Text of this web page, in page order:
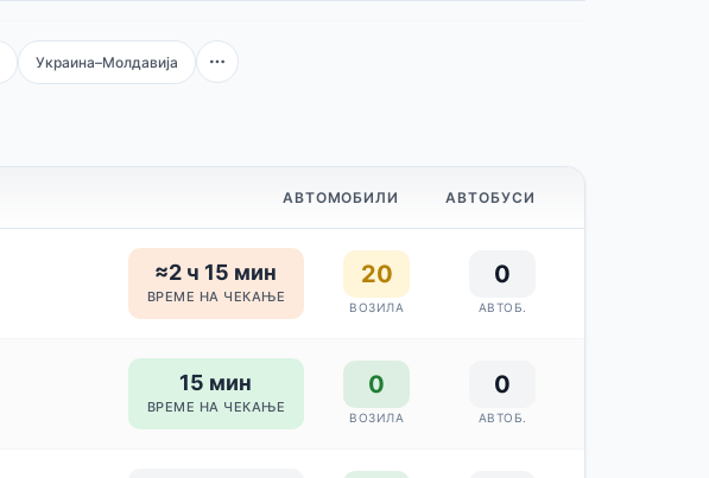
Украина–Молдавија
АВТОМОБИЛИ АВТОБУСИ
≈2 ч 15 мин
ВРЕМЕ НА ЧЕКАЊЕ
20
ВОЗИЛА
0
АВТОБ.
15 мин
ВРЕМЕ НА ЧЕКАЊЕ
0
ВОЗИЛА
0
АВТОБ.